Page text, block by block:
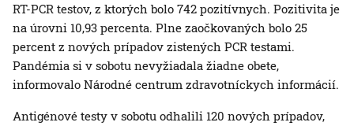
RT-PCR testov, z ktorých bolo 742 pozitívnych. Pozitivita je
na úrovni 10,93 percenta. Plne zaočkovaných bolo 25
percent z nových prípadov zistených PCR testami.
Pandémia si v sobotu nevyžiadala žiadne obete,
informovalo Národné centrum zdravotníckych informácií.
Antigénové testy v sobotu odhalili 120 nových prípadov,